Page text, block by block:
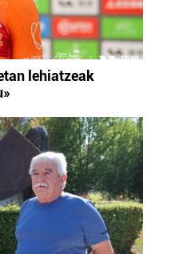
lehiatzeak